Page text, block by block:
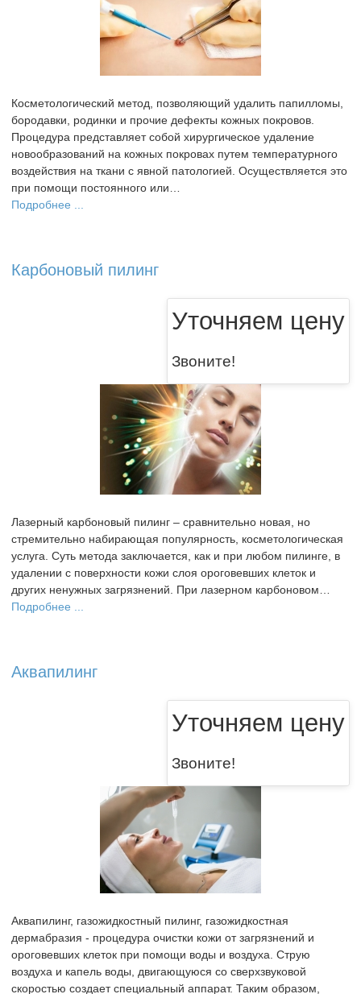
Косметологический метод, позволяющий удалить папилломы,
бородавки, родинки и прочие дефекты кожных покровов.
Процедура представляет собой хирургическое удаление
новообразований на кожных покровах путем температурного
воздействия на ткани с явной патологией. Осуществляется это
при помощи постоянного или…
Подробнее ...
Карбоновый пилинг
Уточняем цену
Звоните!
Лазерный карбоновый пилинг – сравнительно новая, но
стремительно набирающая популярность, косметологическая
услуга. Суть метода заключается, как и при любом пилинге, в
удалении с поверхности кожи слоя ороговевших клеток и
других ненужных загрязнений. При лазерном карбоновом…
Подробнее ...
Аквапилинг
Уточняем цену
Звоните!
Аквапилинг, газожидкостный пилинг, газожидкостная
дермабразия - процедура очистки кожи от загрязнений и
ороговевших клеток при помощи воды и воздуха. Струю
воздуха и капель воды, двигающуюся со сверхзвуковой
скоростью создает специальный аппарат. Таким образом,